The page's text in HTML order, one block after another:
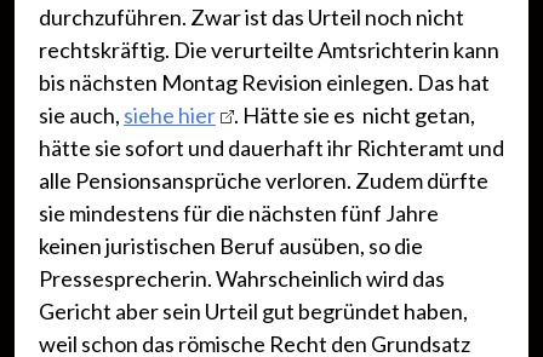
durchzuführen. Zwar ist das Urteil noch nicht
rechtskräftig. Die verurteilte Amtsrichterin kann
bis nächsten Montag Revision einlegen. Das hat
sie auch, siehe hier
. Hätte sie es nicht getan,
hätte sie sofort und dauerhaft ihr Richteramt und
alle Pensionsansprüche verloren. Zudem dürfte
sie mindestens für die nächsten fünf Jahre
keinen juristischen Beruf ausüben, so die
Pressesprecherin. Wahrscheinlich wird das
Gericht aber sein Urteil gut begründet haben,
weil schon das römische Recht den Grundsatz